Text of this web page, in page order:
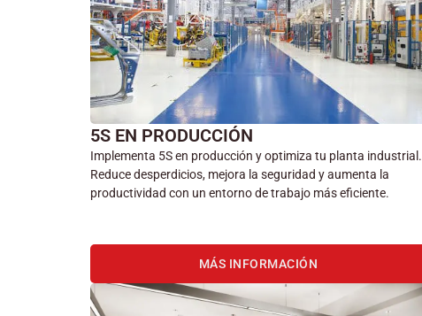
5S EN PRODUCCIÓN
Implementa 5S en producción y optimiza tu planta industrial.
Reduce desperdicios, mejora la seguridad y aumenta la
productividad con un entorno de trabajo más eficiente.
MÁS INFORMACIÓN